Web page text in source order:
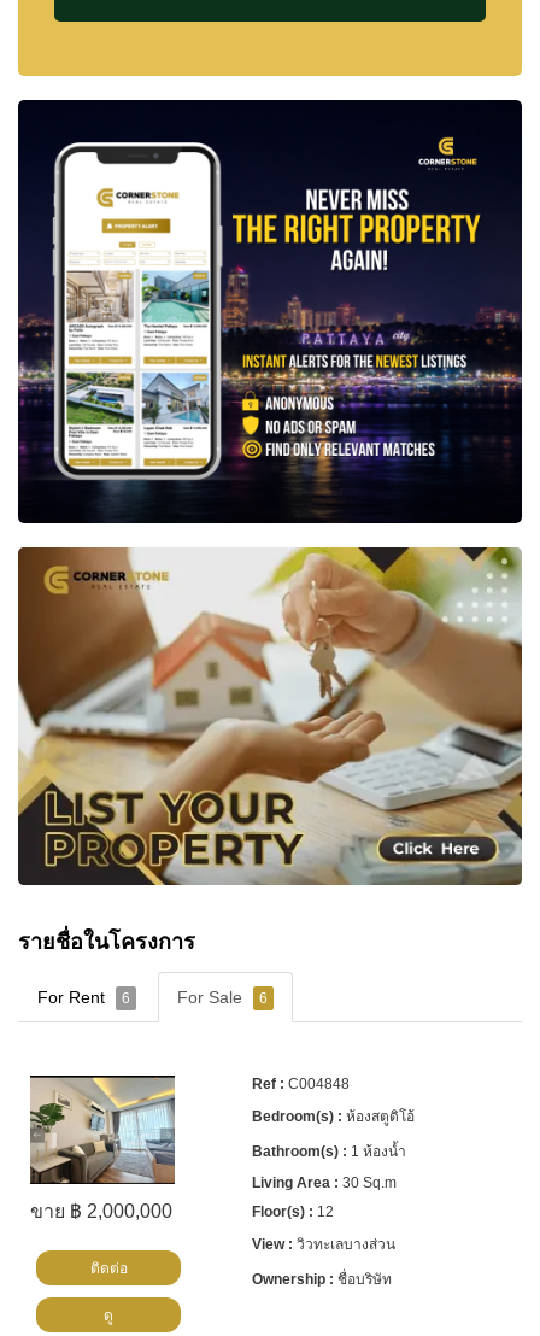
รายชื่อในโครงการ
For Rent 6 For Sale 6
ขาย ฿ 2,000,000
C004848
ห้องสตูดิโอ้
1 ห้องน้ำ
30 Sq.m
12
วิวทะเลบางส่วน
ชื่อบริษัท
ติดต่อ
ดู